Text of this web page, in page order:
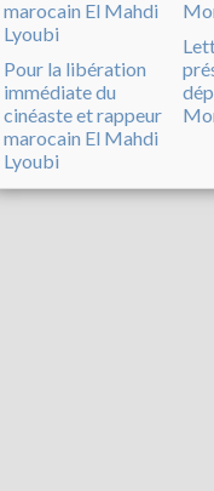
Pour la libération
immédiate du
cinéaste et rappeur
marocain El Mahdi
Lyoubi